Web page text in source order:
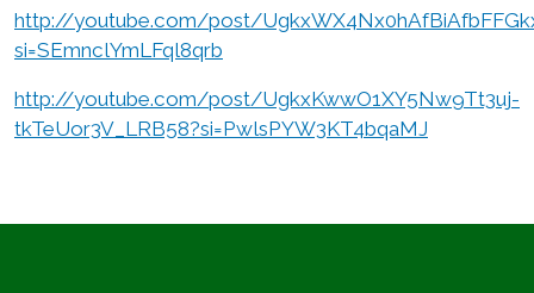
http://youtube.com/post/
si=SEmnclYmLFql8qrb
http://youtube.com/post/UgkxKwwO1XY5Nw9Tt3uj-
tkTeUor3V_LRB58?si=PwlsPYW3KT4bqaMJ